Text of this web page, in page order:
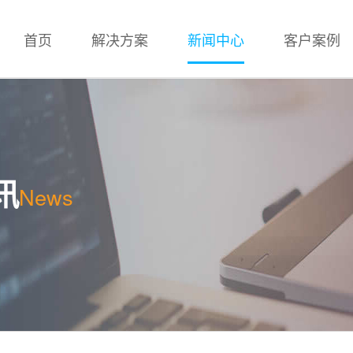
首页 解决方案 新闻中心 客户案例
News